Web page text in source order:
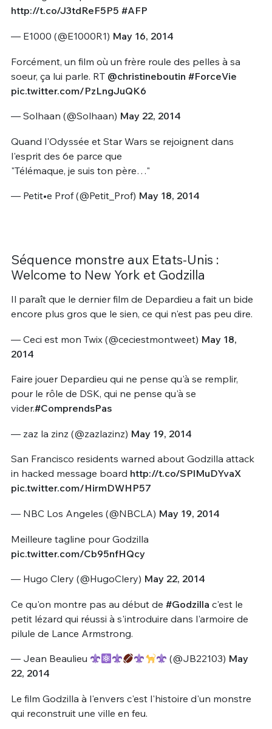
http://t.co/J3tdReF5P5 #AFP
— E1000 (@E1000R1) May 16, 2014
Forcément, un film où un frère roule des pelles à sa
soeur, ça lui parle. RT @christineboutin #ForceVie
pic.twitter.com/PzLngJuQK6
— Solhaan (@Solhaan) May 22, 2014
Quand l'Odyssée et Star Wars se rejoignent dans
l'esprit des 6e parce que
"Télémaque, je suis ton père…"
— Petit•e Prof (@Petit_Prof) May 18, 2014
Séquence monstre aux Etats-Unis :
Welcome to New York et Godzilla
Il paraît que le dernier film de Depardieu a fait un bide
encore plus gros que le sien, ce qui n'est pas peu dire.
— Ceci est mon Twix (@ceciestmontweet) May 18,
2014
Faire jouer Depardieu qui ne pense qu'à se remplir,
pour le rôle de DSK, qui ne pense qu'à se
vider.#ComprendsPas
— zaz la zinz (@zazlazinz) May 19, 2014
San Francisco residents warned about Godzilla attack
in hacked message board http://t.co/SPlMuDYvaX
pic.twitter.com/HirmDWHP57
— NBC Los Angeles (@NBCLA) May 19, 2014
Meilleure tagline pour Godzilla
pic.twitter.com/Cb95nfHQcy
— Hugo Clery (@HugoClery) May 22, 2014
Ce qu'on montre pas au début de #Godzilla c'est le
petit lézard qui réussi à s'introduire dans l'armoire de
pilule de Lance Armstrong.
— Jean Beaulieu (@JB22103) May
22, 2014
Le film Godzilla à l'envers c'est l'histoire d'un monstre
qui reconstruit une ville en feu.